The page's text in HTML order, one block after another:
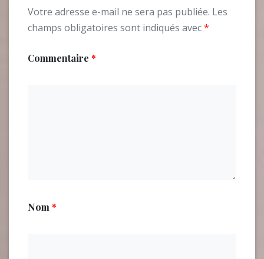
Votre adresse e-mail ne sera pas publiée. Les
champs obligatoires sont indiqués avec*
Commentaire *
Nom *